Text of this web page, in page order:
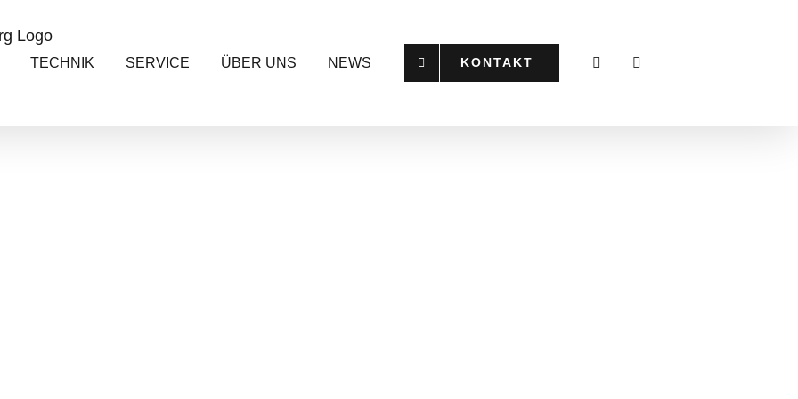
TECHNIK SERVICE ÜBER UNS NEWS KONTAKT